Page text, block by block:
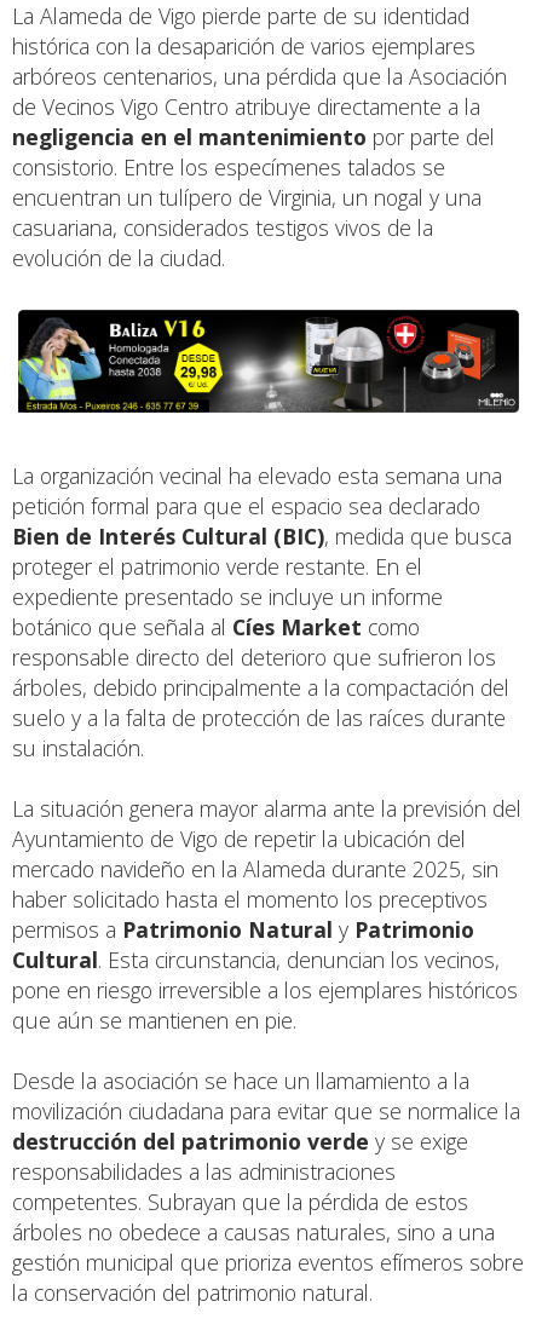
La Alameda de Vigo pierde parte de su identidad
histórica con la desaparición de varios ejemplares
arbóreos centenarios, una pérdida que la Asociación
de Vecinos Vigo Centro atribuye directamente a la
negligencia en el mantenimiento por parte del
consistorio. Entre los especímenes talados se
encuentran un tulípero de Virginia, un nogal y una
casuariana, considerados testigos vivos de la
evolución de la ciudad.
La organización vecinal ha elevado esta semana una
petición formal para que el espacio sea declarado
Bien de Interés Cultural (BIC), medida que busca
proteger el patrimonio verde restante. En el
expediente presentado se incluye un informe
botánico que señala al Cíes Market como
responsable directo del deterioro que sufrieron los
árboles, debido principalmente a la compactación del
suelo y a la falta de protección de las raíces durante
su instalación.
La situación genera mayor alarma ante la previsión del
Ayuntamiento de Vigo de repetir la ubicación del
mercado navideño en la Alameda durante 2025, sin
haber solicitado hasta el momento los preceptivos
permisos a Patrimonio Natural y Patrimonio
Cultural. Esta circunstancia, denuncian los vecinos,
pone en riesgo irreversible a los ejemplares históricos
que aún se mantienen en pie.
Desde la asociación se hace un llamamiento a la
movilización ciudadana para evitar que se normalice la
destrucción del patrimonio verde y se exige
responsabilidades a las administraciones
competentes. Subrayan que la pérdida de estos
árboles no obedece a causas naturales, sino a una
gestión municipal que prioriza eventos efímeros sobre
la conservación del patrimonio natural.